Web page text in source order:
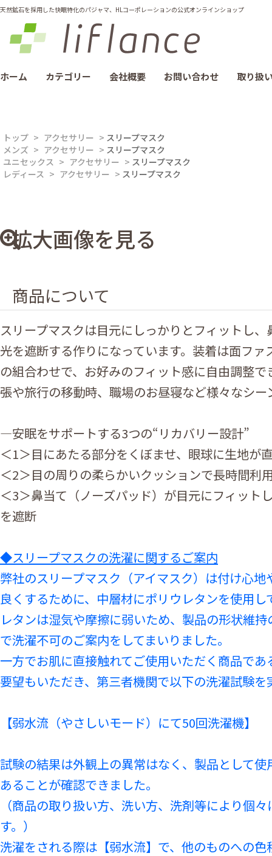
天然鉱石を採用した快眠特化のパジャマ、HLコーポレーションの公式オンラインショップ
ホーム カテゴリー 会社概要 お問い合わせ 取り扱
トップ > アクセサリー > スリープマスク
メンズ > アクセサリー > スリープマスク
ユニセックス > アクセサリー > スリープマスク
レディース > アクセサリー > スリープマスク
拡大画像を見る
商品について
スリープマスクは目元にしっかりとフィットし
光を遮断する作りになっています。装着は面フ
の組合わせで、お好みのフィット感に自由調整で
張や旅行の移動時、職場のお昼寝など様々なシー
―安眠をサポートする3つの“リカバリー設計”
＜1＞目にあたる部分をくぼませ、眼球に生地が
＜2＞目の周りの柔らかいクッションで長時間利
＜3＞鼻当て（ノーズパッド）が目元にフィット
を遮断
◆スリープマスクの洗濯に関するご案内
弊社のスリープマスク（アイマスク）は付け心
良くするために、中層材にポリウレタンを使用し
レタンは湿気や摩擦に弱いため、製品の形状維
で洗濯不可のご案内をしてまいりました。
一方でお肌に直接触れてご使用いただく商品で
要望もいただき、第三者機関で以下の洗濯試験
【弱水流（やさしいモード）にて50回洗濯機】
試験の結果は外観上の異常はなく、製品として
あることが確認できました。
（商品の取り扱い方、洗い方、洗剤等により個
す。）
洗濯をされる際は【弱水流】で、他のものへの